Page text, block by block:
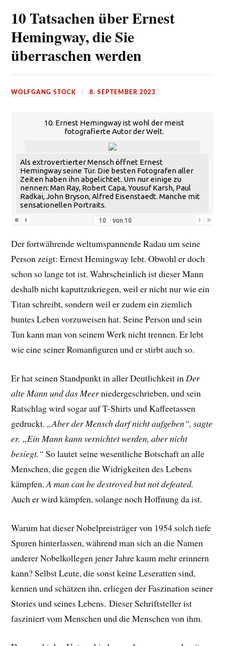
10 Tatsachen über Ernest
Hemingway, die Sie
überraschen werden
WOLFGANG STOCK 8. SEPTEMBER 2023
10. Ernest Hemingway ist wohl der meist
fotografierte Autor der Welt.
Als extrovertierter Mensch öffnet Ernest
Hemingway seine Tür. Die besten Fotografen aller
Zeiten haben ihn abgelichtet. Um nur einige zu
nennen: Man Ray, Robert Capa, Yousuf Karsh, Paul
Radkai, John Bryson, Alfred Eisenstaedt. Manche mit
sensationellen Portraits.
«
‹ von 10 › »
Der fortwährende weltumspannende Radau um seine
Person zeigt: Ernest Hemingway lebt. Obwohl er doch
schon so lange tot ist. Wahrscheinlich ist dieser Mann
deshalb nicht kaputtzukriegen, weil er nicht nur wie ein
Titan schreibt, sondern weil er zudem ein ziemlich
buntes Leben vorzuweisen hat. Seine Person und sein
Tun kann man von seinem Werk nicht trennen. Er lebt
wie eine seiner Romanfiguren und er stirbt auch so.
Er hat seinen Standpunkt in aller Deutlichkeit in Der
alte Mann und das Meerniedergeschrieben, und sein
Ratschlag wird sogar auf T-Shirts und Kaffeetassen
gedruckt. „Aber der Mensch darf nicht aufgeben“, sagte
er. „Ein Mann kann vernichtet werden, aber nicht
besiegt.“So lautet seine wesentliche Botschaft an alle
Menschen, die gegen die Widrigkeiten des Lebens
kämpfen. A man can be destroyed but not defeated.
Auch er wird kämpfen, solange noch Hoffnung da ist.
Warum hat dieser Nobelpreisträger von 1954 solch tiefe
Spuren hinterlassen, während man sich an die Namen
anderer Nobelkollegen jener Jahre kaum mehr erinnern
kann? Selbst Leute, die sonst keine Leseratten sind,
kennen und schätzen ihn, erliegen der Faszination seiner
Stories und seines Lebens. Dieser Schriftsteller ist
fasziniert vom Menschen und die Menschen von ihm.